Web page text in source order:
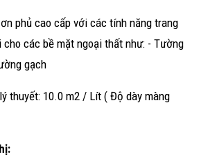
phủ cao cấp với các tính năng trang
các bề mặt ngoại thất như: - Tường
gạch
thuyết: 10.0 m2 / Lít ( Độ dày màng